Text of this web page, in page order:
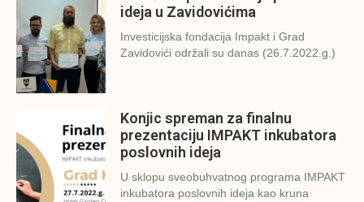
ideja u Zavidovićima
Investicijska fondacija Impakt i Grad
Zavidovići održali su danas (26.7.2022.g.)
Konjic spreman za finalnu
prezentaciju IMPAKT inkubatora
poslovnih ideja
U sklopu sveobuhvatnog programa IMPAKT
inkubatora poslovnih ideja kao kruna